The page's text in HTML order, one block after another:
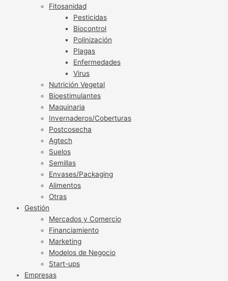
Fitosanidad
Pesticidas
Biocontrol
Polinización
Plagas
Enfermedades
Virus
Nutrición Vegetal
Bioestimulantes
Maquinaria
Invernaderos/Coberturas
Postcosecha
Agtech
Suelos
Semillas
Envases/Packaging
Alimentos
Otras
Gestión
Mercados y Comercio
Financiamiento
Marketing
Modelos de Negocio
Start-ups
Empresas